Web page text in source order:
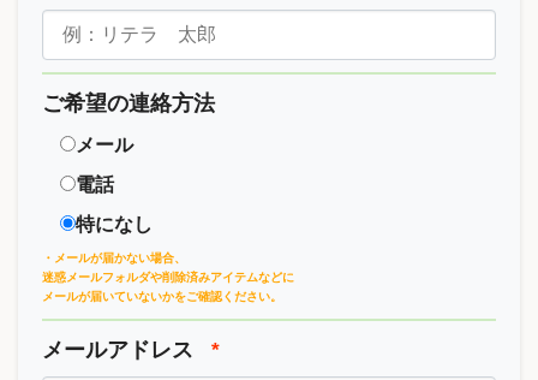
ご希望の連絡方法
メール
電話
特になし
・メールが届かない場合、
迷惑メールフォルダや削除済みアイテムなどに
メールが届いていないかをご確認ください。
メールアドレス *